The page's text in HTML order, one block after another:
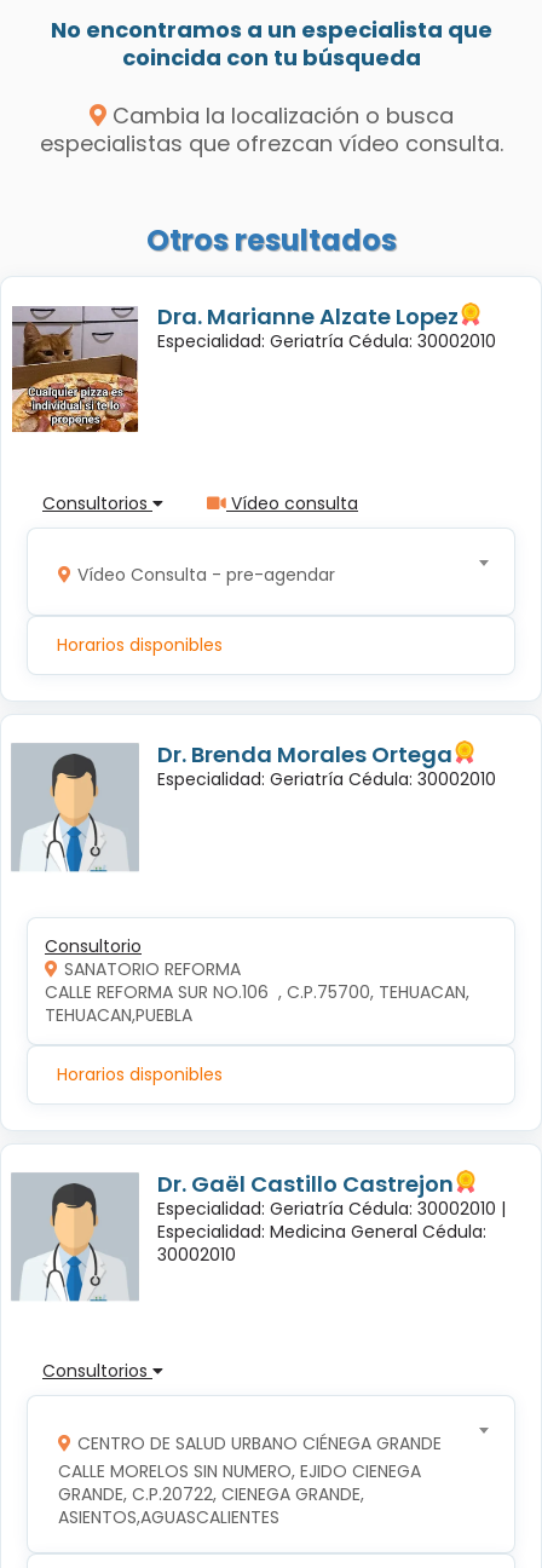
No encontramos a un especialista que
coincida con tu búsqueda
Cambia la localización o busca
especialistas que ofrezcan vídeo consulta.
Otros resultados
Dra. Marianne Alzate Lopez
Especialidad: Geriatría Cédula: 30002010
Consultorios Vídeo consulta
Vídeo Consulta - pre-agendar
Horarios disponibles
Dr. Brenda Morales Ortega
Especialidad: Geriatría Cédula: 30002010
Consultorio
SANATORIO REFORMA
CALLE REFORMA SUR NO.106  , C.P.75700, TEHUACAN,
TEHUACAN,PUEBLA
Horarios disponibles
Dr. Gaël Castillo Castrejon
Especialidad: Geriatría Cédula: 30002010 |
Especialidad: Medicina General Cédula:
30002010
Consultorios
CENTRO DE SALUD URBANO CIÉNEGA GRANDE
CALLE MORELOS SIN NUMERO, EJIDO CIENEGA
GRANDE, C.P.20722, CIENEGA GRANDE,
ASIENTOS,AGUASCALIENTES